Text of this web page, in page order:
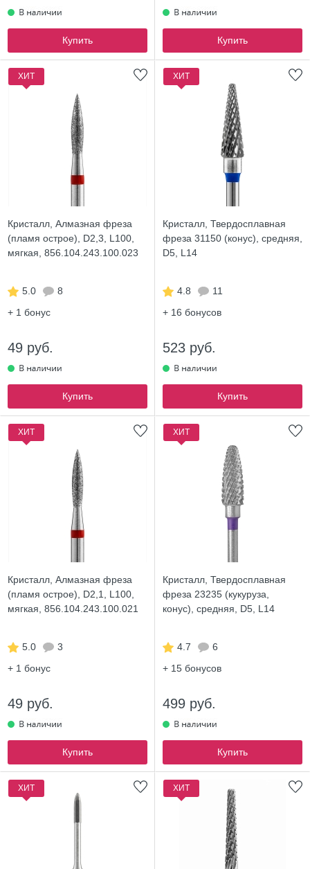
Купить Купить
ХИТ
Кристалл, Алмазная фреза
(пламя острое), D2,3, L100,
мягкая, 856.104.243.100.023
5.0
8
+ 1 бонус
49 руб.
Купить
ХИТ
Кристалл, Твердосплавная
фреза 31150 (конус), средняя,
D5, L14
4.8
11
+ 16 бонусов
523 руб.
Купить
ХИТ
Кристалл, Алмазная фреза
(пламя острое), D2,1, L100,
мягкая, 856.104.243.100.021
5.0
3
+ 1 бонус
49 руб.
Купить
ХИТ
Кристалл, Твердосплавная
фреза 23235 (кукуруза,
конус), средняя, D5, L14
4.7
6
+ 15 бонусов
499 руб.
Купить
ХИТ ХИТ